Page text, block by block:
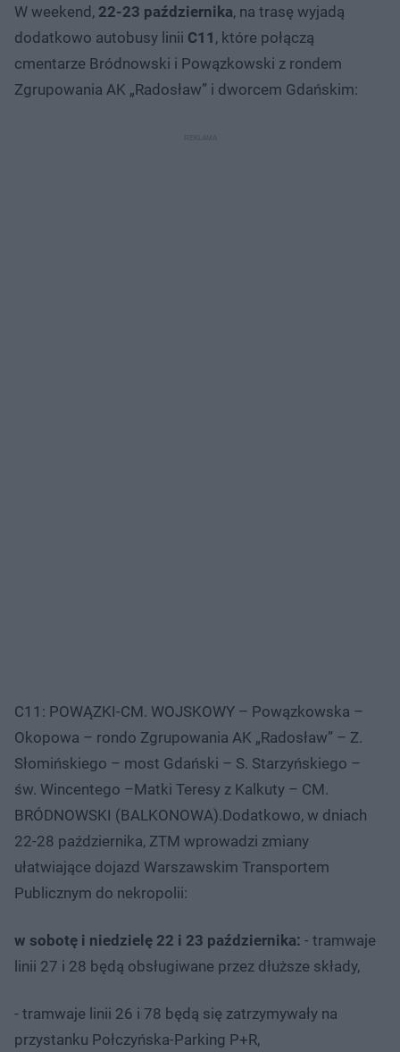
W weekend, 22-23 października, na trasę wyjadą
dodatkowo autobusy linii C11 , które połączą
cmentarze Bródnowski i Powązkowski z rondem
Zgrupowania AK „Radosław” i dworcem Gdańskim:
C11: POWĄZKI-CM. WOJSKOWY – Powązkowska –
Okopowa – rondo Zgrupowania AK „Radosław” – Z.
Słomińskiego – most Gdański – S. Starzyńskiego –
św. Wincentego –Matki Teresy z Kalkuty – CM.
BRÓDNOWSKI (BALKONOWA).Dodatkowo, w dniach
22-28 października, ZTM wprowadzi zmiany
ułatwiające dojazd Warszawskim Transportem
Publicznym do nekropolii:
w sobotę i niedzielę 22 i 23 października: - tramwaje
linii 27 i 28 będą obsługiwane przez dłuższe składy,
- tramwaje linii 26 i 78 będą się zatrzymywały na
przystanku Połczyńska-Parking P+R,